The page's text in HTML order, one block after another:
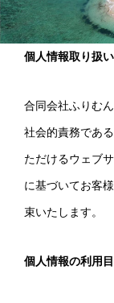
個人情報取り扱
合同会社ふりむ
社会的責務であ
ただけるウェブ
に基づいてお客
束いたします。
個人情報の利用